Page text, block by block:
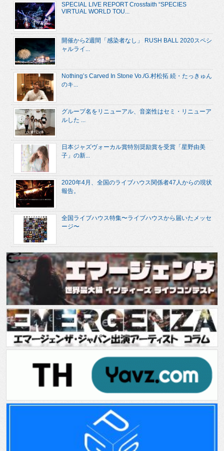
SPECIAL LIVE REPORT Crossfaith “SPECIES
VIRTUAL WORLD TOU...
開催から2週間「感染者なし」 RUSH BALL 2020スペシ
ャルライ...
Nothing’s Carved In Stone Vo./G.村松拓 続・たっきゅん
のキ...
グループ名をリニューアル、音楽性はセミ・リニューア
ルした ...
日本ジャズヴォーカル賞特別奨励賞を受賞「星野由美
子」の新...
2020年4月、全国のライブハウス関係者47人からの現状
報告。
全国ライブハウス特集〜ライブハウスから届いたメッセ
ージ〜